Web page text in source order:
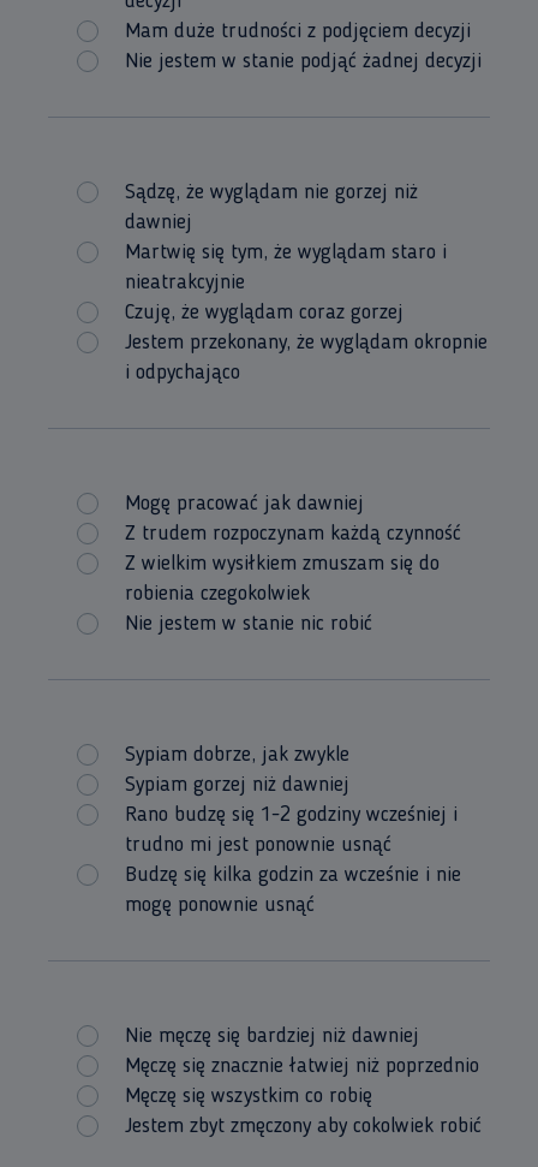
Mam duże trudności z podjęciem decyzji
Nie jestem w stanie podjąć żadnej decyzji
Sądzę, że wyglądam nie gorzej niż
dawniej
Martwię się tym, że wyglądam staro i
nieatrakcyjnie
Czuję, że wyglądam coraz gorzej
Jestem przekonany, że wyglądam okropnie
i odpychająco
Mogę pracować jak dawniej
Z trudem rozpoczynam każdą czynność
Z wielkim wysiłkiem zmuszam się do
robienia czegokolwiek
Nie jestem w stanie nic robić
Sypiam dobrze, jak zwykle
Sypiam gorzej niż dawniej
Rano budzę się 1-2 godziny wcześniej i
trudno mi jest ponownie usnąć
Budzę się kilka godzin za wcześnie i nie
mogę ponownie usnąć
Nie męczę się bardziej niż dawniej
Męczę się znacznie łatwiej niż poprzednio
Męczę się wszystkim co robię
Jestem zbyt zmęczony aby cokolwiek robić